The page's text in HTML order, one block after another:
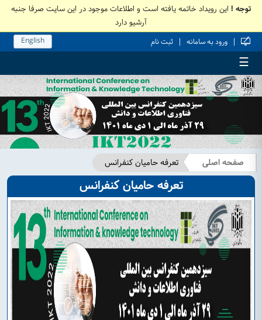
توجه ! این رویداد خاتمه یافته است و اطلاعات موجود در این سایت صرفا جنبه
آرشیو دارد
| ورود به سامانه | ثبت نام English
☰
صفحه اصلی تعرفه حامیان کنفرانس
تعرفه حامیان کنفرانس